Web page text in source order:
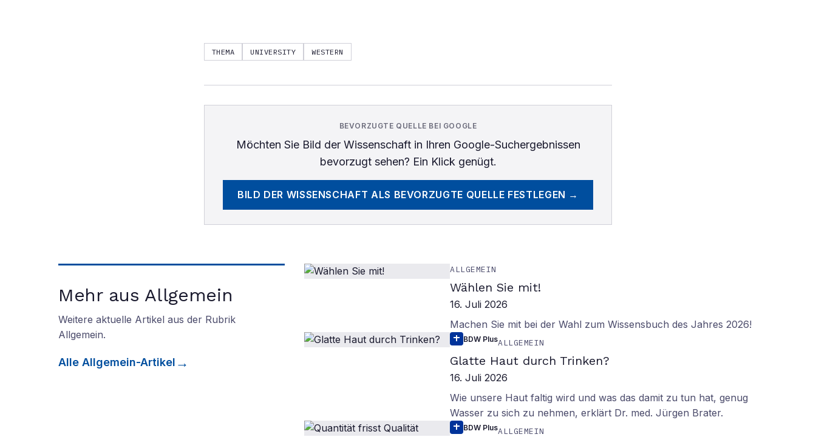
THEMA UNIVERSITY WESTERN
BEVORZUGTE QUELLE BEI GOOGLE
Möchten Sie Bild der Wissenschaftin Ihren Google-Suchergebnissen
bevorzugt sehen? Ein Klick genügt.
BILD DER WISSENSCHAFT ALS BEVORZUGTE QUELLE FESTLEGEN →
Mehr aus Allgemein
Weitere aktuelle Artikel aus der Rubrik
Allgemein.
Alle Allgemein-Artikel
ALLGEMEIN
Wählen Sie mit!
16. Juli 2026
Machen Sie mit bei der Wahl zum Wissensbuch des Jahres 2026!
BDW PlusALLGEMEIN
Glatte Haut durch Trinken?
16. Juli 2026
Wie unsere Haut faltig wird und was das damit zu tun hat, genug
Wasser zu sich zu nehmen, erklärt Dr. med. Jürgen Brater.
BDW PlusALLGEMEIN